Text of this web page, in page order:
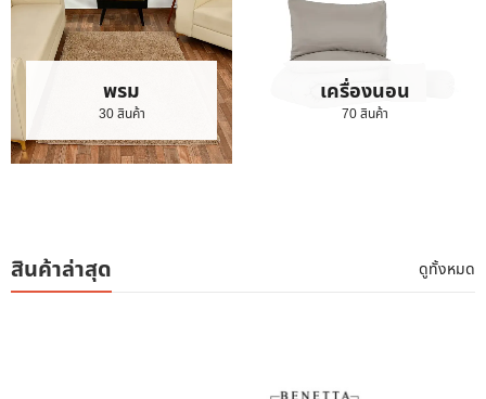
พรม
30 สินค้า
เครื่องนอน
70 สินค้า
สินค้าล่าสุด ดูทั้งหมด